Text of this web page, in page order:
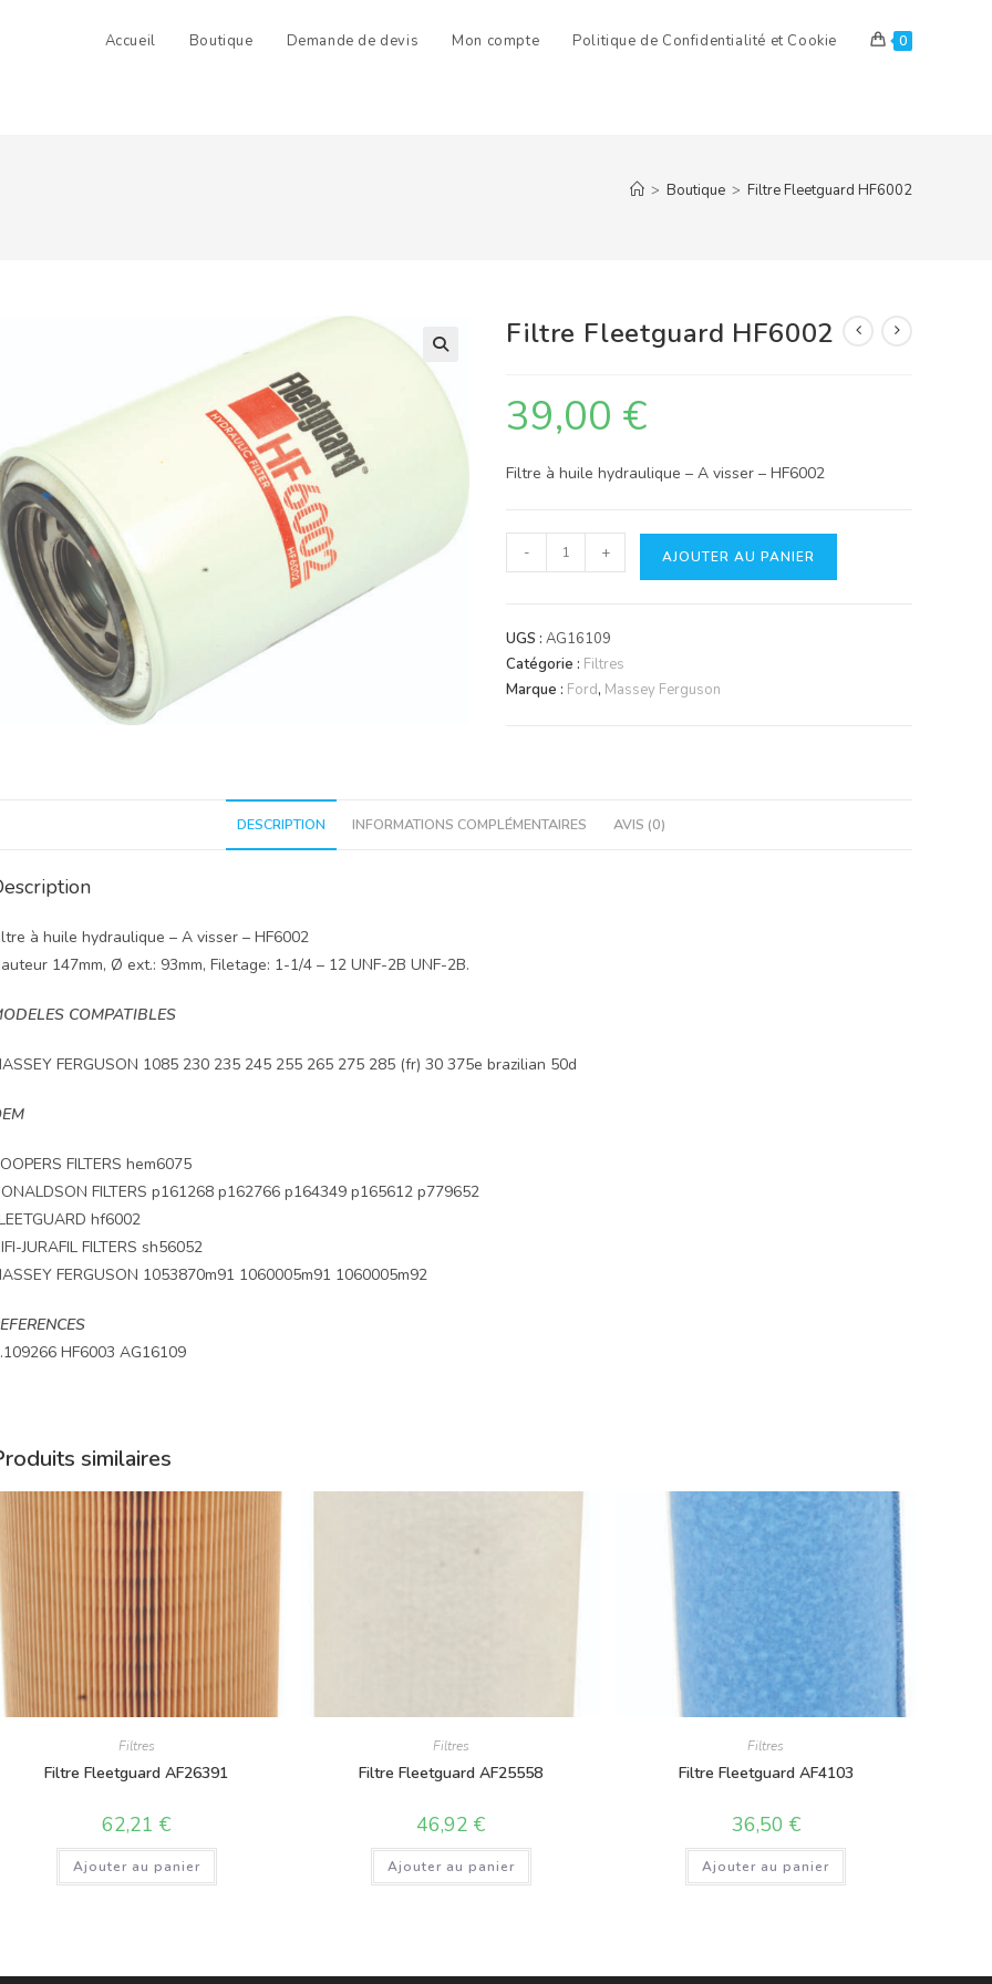
Accueil Boutique Demande de devis Mon compte Politique de Confidentialité et Cookie 0
> Boutique > Filtre Fleetguard HF6002
Filtre Fleetguard HF6002
39,00 €
Filtre à huile hydraulique – A visser – HF6002
quantité
de
Fleetguard
HF6002
- + AJOUTER AU PANIER
UGS :AG16109
Catégorie : Filtres
Marque : Ford, Massey Ferguson
DESCRIPTION INFORMATIONS COMPLÉMENTAIRES AVIS (0)
à huile hydraulique – A visser – HF6002
147mm, Ø ext.: 93mm, Filetage: 1-1/4 – 12 UNF-2B UNF-2B.
COMPATIBLES
FERGUSON 1085 230 235 245 255 265 275 285 (fr) 30 375e brazilian 50d
FILTERS hem6075
FILTERS p161268 p162766 p164349 p165612 p779652
hf6002
JURAFIL FILTERS sh56052
FERGUSON 1053870m91 1060005m91 1060005m92
HF6003 AG16109
similaires
Filtres
Filtre Fleetguard AF26391
62,21€
Ajouter au panier
Filtres
Filtre Fleetguard AF25558
46,92€
Ajouter au panier
Filtres
Filtre Fleetguard AF4103
36,50 €
Ajouter au panier